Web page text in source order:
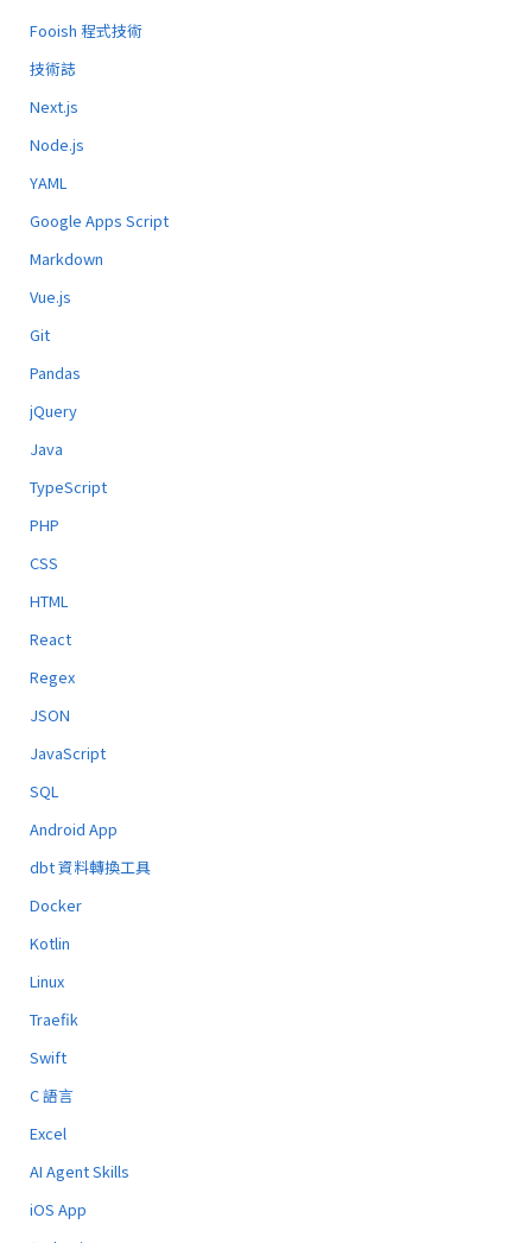
Fooish 程式技術
技術誌
Next.js
Node.js
YAML
Google Apps Script
Markdown
Vue.js
Git
Pandas
jQuery
Java
TypeScript
PHP
CSS
HTML
React
Regex
JSON
JavaScript
SQL
Android App
dbt 資料轉換工具
Docker
Kotlin
Linux
Traefik
Swift
C 語言
Excel
AI Agent Skills
iOS App